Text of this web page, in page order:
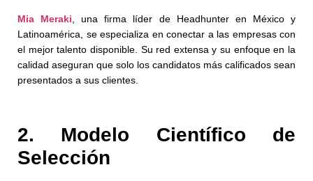
Mia Meraki , una firma líder de Headhunter en México y
Latinoamérica, se especializa en conectar a las empresas con
el mejor talento disponible. Su red extensa y su enfoque en la
calidad aseguran que solo los candidatos más calificados sean
presentados a sus clientes.
2. Modelo Científico de
Selección